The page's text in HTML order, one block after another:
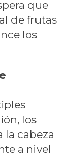
que
de frutas
los
los
cabeza
a nivel